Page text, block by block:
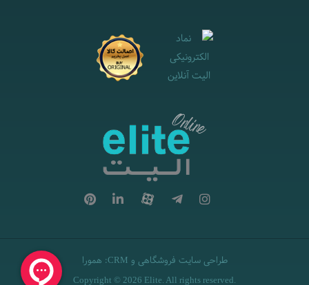
طراحی سایت فروشگاهی و CRM
: همورا
Copyright © 2026 Elite. All rights reserved.